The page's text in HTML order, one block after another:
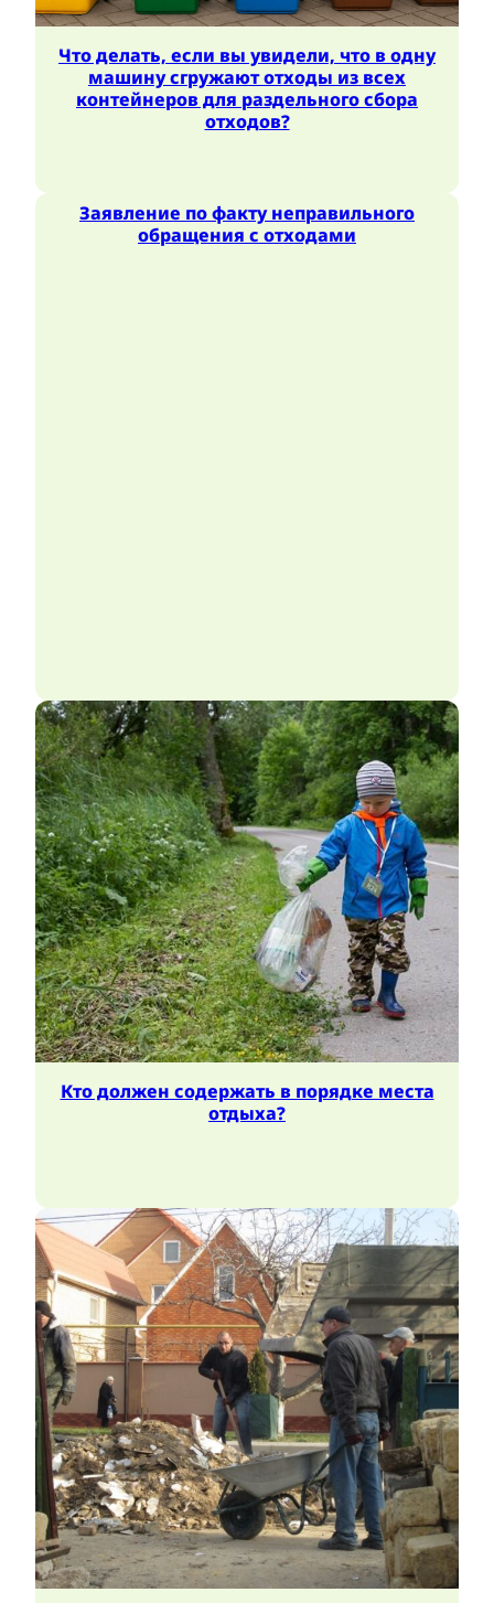
Что делать, если вы увидели, что в одну
машину сгружают отходы из всех
контейнеров для раздельного сбора
отходов?
Заявление по факту неправильного
обращения с отходами
Кто должен содержать в порядке места
отдыха?